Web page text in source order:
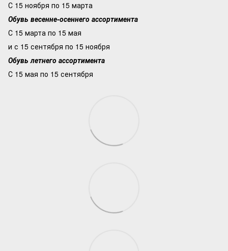
С 15 ноября по 15 марта
Обувь весенне-осеннего ассортимента
С 15 марта по 15 мая
и с 15 сентября по 15 ноября
Обувь летнего ассортимента
С 15 мая по 15 сентября